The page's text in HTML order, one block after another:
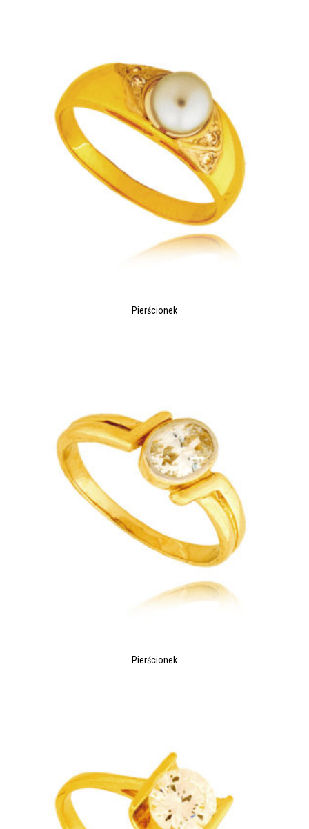
Pierścionek
Pierścionek